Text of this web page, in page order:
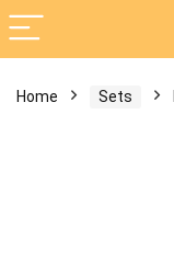
Home Sets